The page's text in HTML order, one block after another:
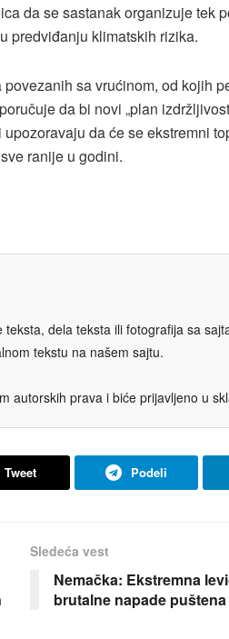
da se sastanak organizuje tek
predviđanju klimatskih rizika.
sa vrućinom, od kojih
da bi novi „plan
da će se ekstremni
ranije u godini.
dela teksta ili fotografija sa
tekstu na našem sajtu.
autorskih prava i biće prijavljeno u
Tweet Podeli
Sledeća vest
Nemačka: Ekstremna
brutalne napade